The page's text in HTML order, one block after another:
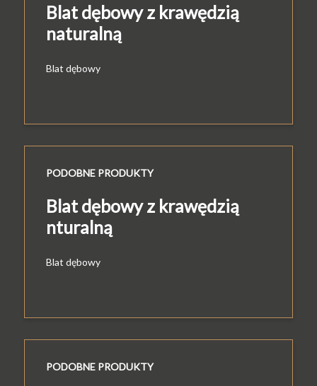
Blat dębowy z krawędzią
naturalną
Blat dębowy
PODOBNE PRODUKTY
Blat dębowy z krawędzią
nturalną
Blat dębowy
PODOBNE PRODUKTY